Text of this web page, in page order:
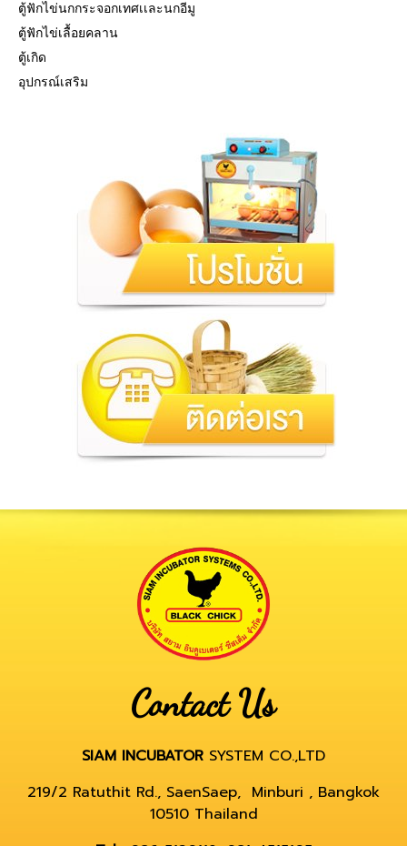
ตู้ฟักไข่นกกระจอกเทศเเละนกอีมู
ตู้ฟักไข่เลื้อยคลาน
ตู้เกิด
อุปกรณ์เสริม
Contact Us
SIAM INCUBATOR SYSTEM CO.,LTD
219/2 Ratuthit Rd., SaenSaep, Minburi , Bangkok
10510 Thailand